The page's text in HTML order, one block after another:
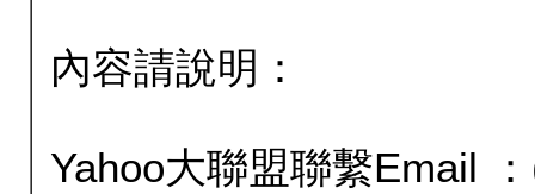
內容請說明：
Yahoo大聯盟聯繫Email